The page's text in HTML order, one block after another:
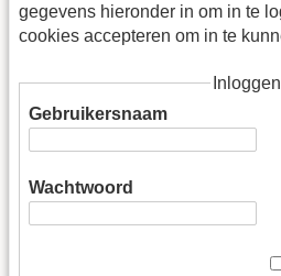
gegevens hieronder in om in te
cookies accepteren om in te
Inloggen
Gebruikersnaam
Wachtwoord